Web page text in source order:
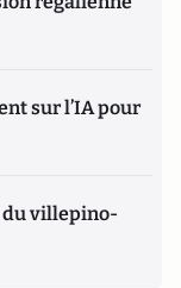
sur l’IA pour
du villepino-